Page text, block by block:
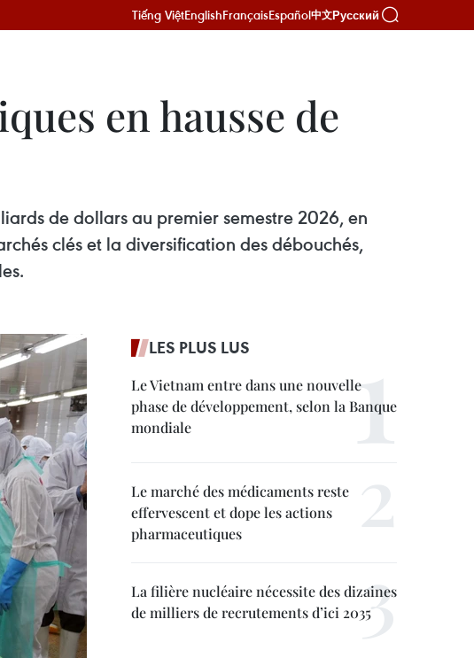
Tiếng ViệtEnglishFrançaisEspañol中文Русский
en hausse de
de dollars au premier semestre 2026, en
clés et la diversification des débouchés,
LES PLUS LUS
Le Vietnam entre dans une nouvelle
phase de développement, selon la Banque
mondiale
Le marché des médicaments reste
effervescent et dope les actions
pharmaceutiques
La filière nucléaire nécessite des dizaines
de milliers de recrutements d’ici 2035